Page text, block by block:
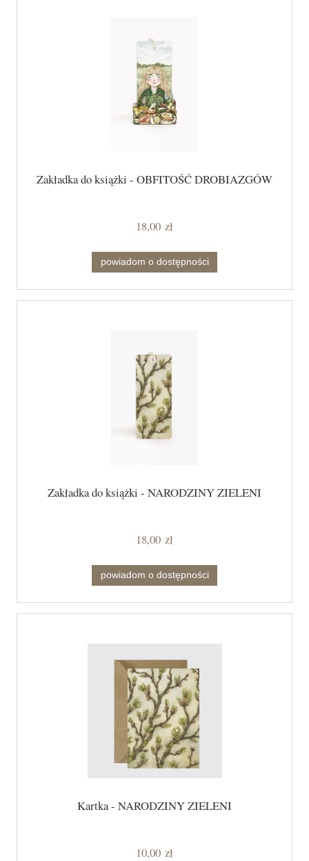
Zakładka do książki - OBFITOŚĆ DROBIAZGÓW
18,00 zł
powiadom o dostępności
Zakładka do książki - NARODZINY ZIELENI
18,00 zł
powiadom o dostępności
Kartka - NARODZINY ZIELENI
10,00 zł